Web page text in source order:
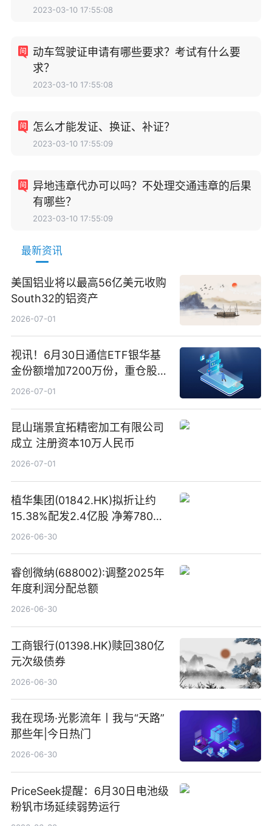
2023-03-10 17:55:08
动车驾驶证申请有哪些要求？考试有什么要
求？
2023-03-10 17:55:08
怎么才能发证、换证、补证？
2023-03-10 17:55:09
异地违章代办可以吗？不处理交通违章的后果
有哪些？
2023-03-10 17:55:09
最新资讯
美国铝业将以最高56亿美元收购
South32的铝资产
2026-07-01
视讯！6月30日通信ETF银华基
金份额增加7200万份，重仓股新
易盛、中际旭创、立讯精密
2026-07-01
昆山瑞景宜拓精密加工有限公司
成立 注册资本10万人民币
2026-07-01
植华集团(01842.HK)拟折让约
15.38%配发2.4亿股 净筹780万
港元
2026-06-30
睿创微纳(688002):调整2025年
年度利润分配总额
2026-06-30
工商银行(01398.HK)赎回380亿
元次级债券
2026-06-30
我在现场·光影流年丨我与“天路”
那些年|今日热门
2026-06-30
PriceSeek提醒：6月30日电池级
粉钒市场延续弱势运行